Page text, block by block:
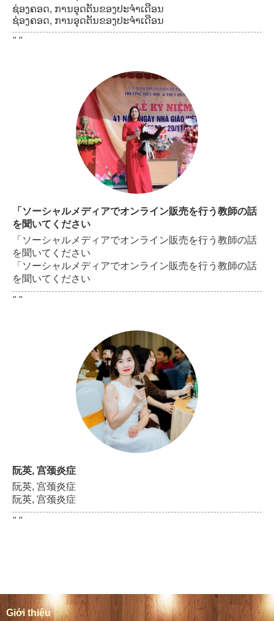
ຊ່ອງຄອດ, ການອຸດຕັນຂອງປະຈໍາເດືອນ
ຊ່ອງຄອດ, ການອຸດຕັນຂອງປະຈໍາເດືອນ
" "
「ソーシャルメディアでオンライン販売を行う教師の話
を聞いてください
「ソーシャルメディアでオンライン販売を行う教師の話
を聞いてください
「ソーシャルメディアでオンライン販売を行う教師の話
を聞いてください
" "
阮英, 宫颈炎症
阮英, 宫颈炎症
阮英, 宫颈炎症
" "
Giới thiệu